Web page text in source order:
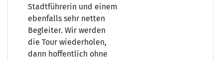
Stadtführerin und einem
ebenfalls sehr netten
Begleiter. Wir werden
die Tour wiederholen,
dann hoffentlich ohne